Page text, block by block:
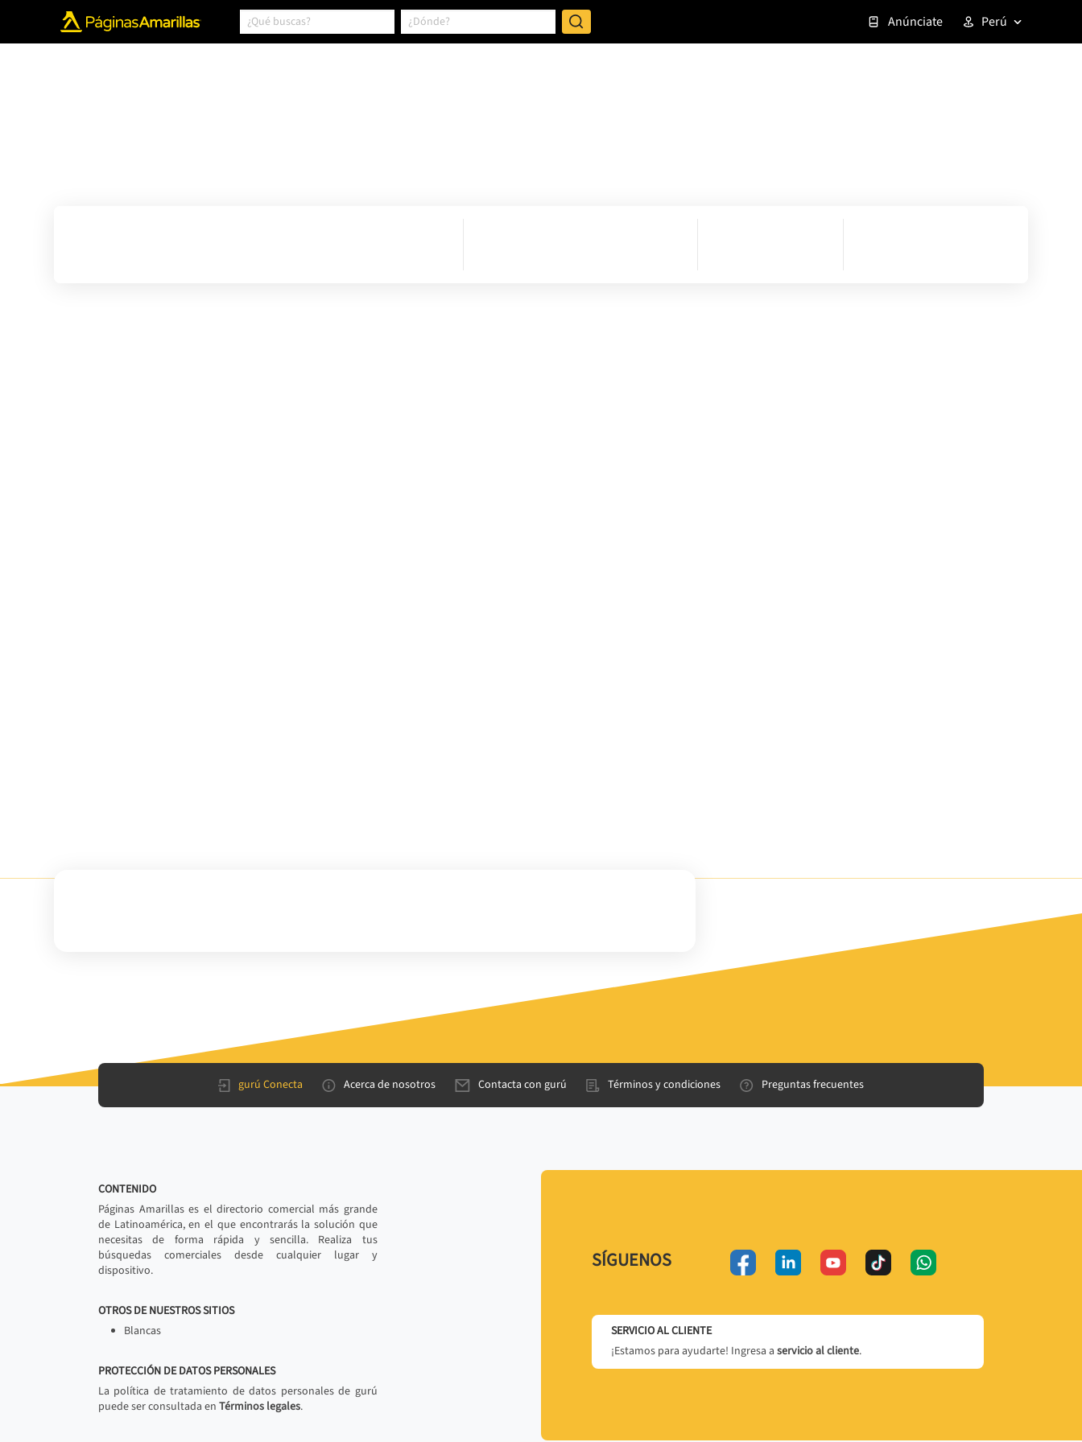
Anúnciate Perú
gurú Conecta Acerca de nosotros Contacta con gurú Términos y condiciones Preguntas frecuentes
CONTENIDO
Páginas Amarillas es el directorio comercial más grande
de Latinoamérica, en el que encontrarás la solución que
necesitas de forma rápida y sencilla. Realiza tus
búsquedas comerciales desde cualquier lugar y
dispositivo.
OTROS DE NUESTROS SITIOS
Blancas
PROTECCIÓN DE DATOS PERSONALES
La política de tratamiento de datos personales de gurú
puede ser consultada en Términos legales.
SÍGUENOS
SERVICIO AL CLIENTE
¡Estamos para ayudarte! Ingresa a servicio al cliente.